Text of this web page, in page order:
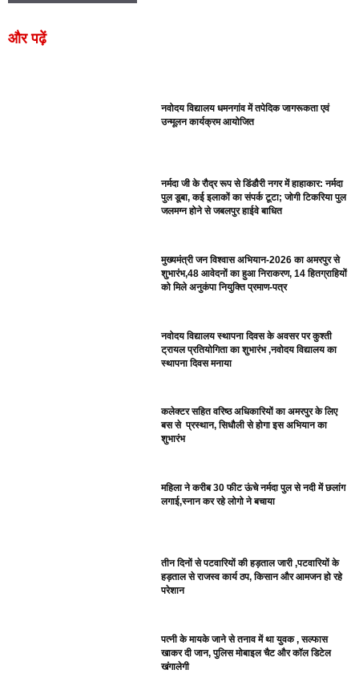
और पढ़ें
नवोदय विद्यालय धमनगांव में तपेदिक जागरूकता एवं
उन्मूलन कार्यक्रम आयोजित
नर्मदा जी के रौद्र रूप से डिंडौरी नगर में हाहाकार: नर्मदा
पुल डूबा, कई इलाकों का संपर्क टूटा; जोगी टिकरिया पुल
जलमग्न होने से जबलपुर हाईवे बाधित
मुख्यमंत्री जन विश्वास अभियान-2026 का अमरपुर से
शुभारंभ,48 आवेदनों का हुआ निराकरण, 14 हितग्राहियों
को मिले अनुकंपा नियुक्ति प्रमाण-पत्र
नवोदय विद्यालय स्थापना दिवस के अवसर पर कुश्ती
ट्रायल प्रतियोगिता का शुभारंभ ,नवोदय विद्यालय का
स्थापना दिवस मनाया
कलेक्टर सहित वरिष्ठ अधिकारियों का अमरपुर के लिए
बस से प्रस्थान, सिधौली से होगा इस अभियान का
शुभारंभ
महिला ने करीब 30 फीट ऊंचे नर्मदा पुल से नदी में छलांग
लगाई,स्नान कर रहे लोगो ने बचाया
तीन दिनों से पटवारियों की हड़ताल जारी ,पटवारियों के
हड़ताल से राजस्व कार्य ठप, किसान और आमजन हो रहे
परेशान
पत्नी के मायके जाने से तनाव में था युवक , सल्फास
खाकर दी जान, पुलिस मोबाइल चैट और कॉल डिटेल
खंगालेगी